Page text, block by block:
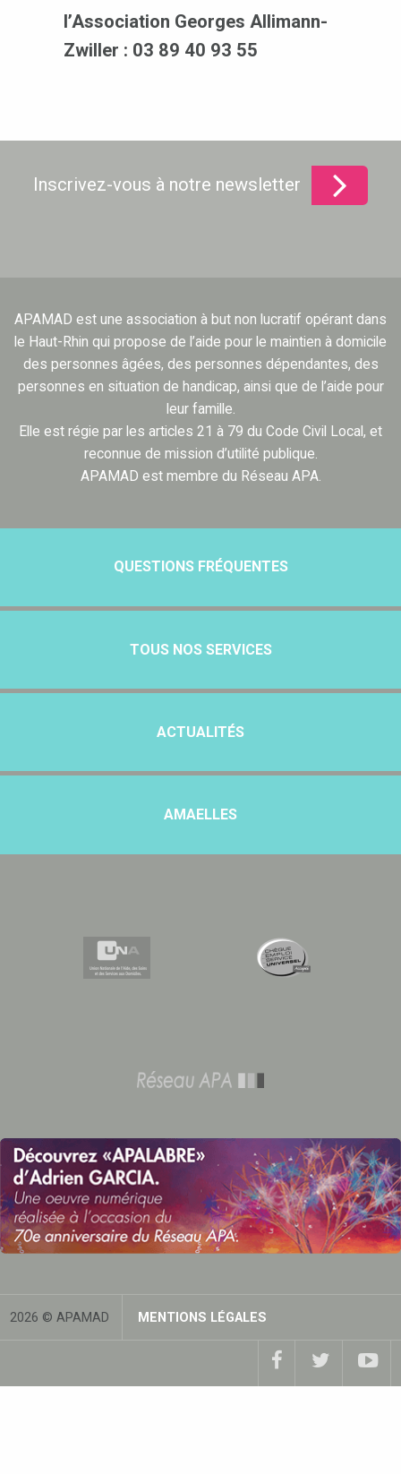
l’Association Georges Allimann-
Zwiller : 03 89 40 93 55
Inscrivez-vous à notre newsletter
APAMAD est une association à but non lucratif opérant dans
le Haut-Rhin qui propose de l’aide pour le maintien à domicile
des personnes âgées, des personnes dépendantes, des
personnes en situation de handicap, ainsi que de l’aide pour
leur famille.
Elle est régie par les articles 21 à 79 du Code Civil Local, et
reconnue de mission d’utilité publique.
APAMAD est membre du Réseau APA.
QUESTIONS FRÉQUENTES
TOUS NOS SERVICES
ACTUALITÉS
AMAELLES
2026 © APAMAD MENTIONS LÉGALES